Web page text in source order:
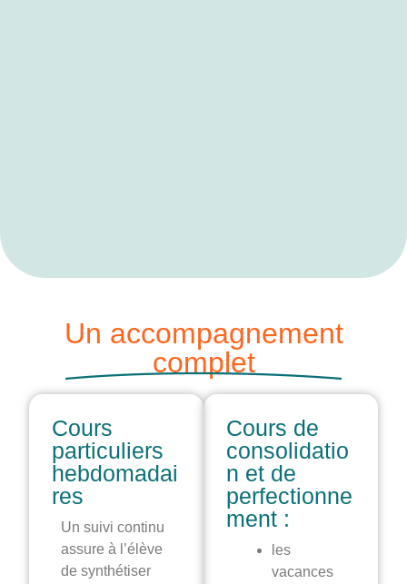
Un accompagnement
complet
Cours
particuliers
hebdomadai
res
Un suivi continu
assure à l’élève
de synthétiser
Cours de
consolidatio
n et de
perfectionne
ment :
les
vacances